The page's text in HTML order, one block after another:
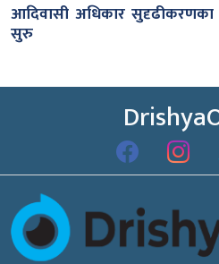
आदिवासी अधिकार सुदृढीकरणका
सुरु